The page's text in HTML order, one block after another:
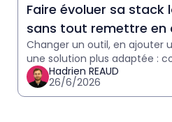
Faire évoluer sa stack
sans tout remettre en
Changer un outil, en ajouter
une solution plus adaptée :
sa stack logicielle hôtelière ?
Hadrien REAUD
26/6/2026